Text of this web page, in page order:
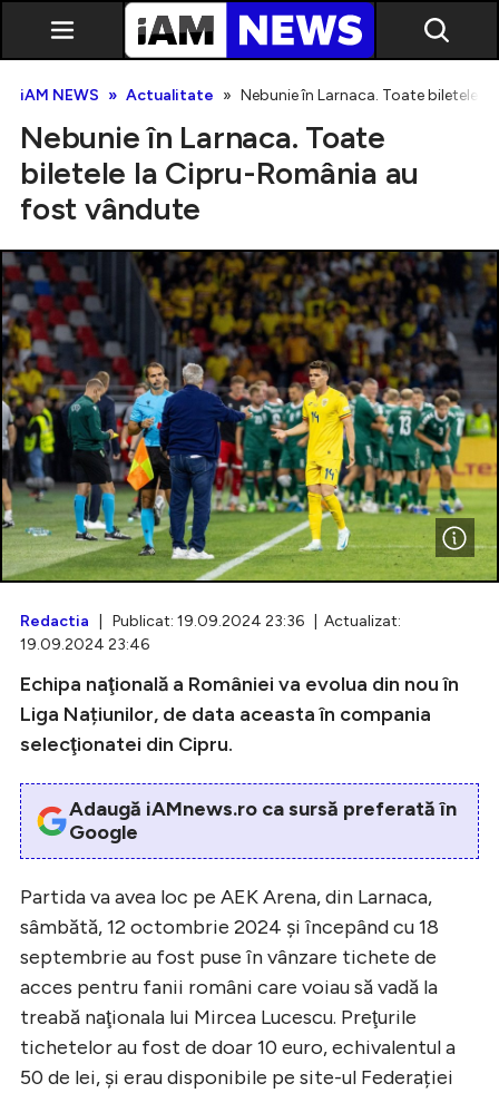
Creează cont
iAM NEWS Actualitate Nebunie în Larnaca. Toate biletele
Nebunie în Larnaca. Toate
biletele la Cipru-România au
fost vândute
Redactia | Publicat: 19.09.2024 23:36 | Actualizat:
19.09.2024 23:46
Echipa naţională a României va evolua din nou în
Liga Națiunilor, de data aceasta în compania
selecţionatei din Cipru.
Adaugă iAMnews.ro ca sursă preferată în
Google
Partida va avea loc pe AEK Arena, din Larnaca,
sâmbătă, 12 octombrie 2024 şi începând cu 18
septembrie au fost puse în vânzare tichete de
acces pentru fanii români care voiau să vadă la
treabă naţionala lui Mircea Lucescu. Preţurile
tichetelor au fost de doar 10 euro, echivalentul a
50 de lei, şi erau disponibile pe site-ul Federației